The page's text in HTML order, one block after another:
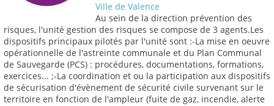
Ville de Valence
Au sein de la direction prévention des
risques, l'unité gestion des risques se compose de 3 agents.Les
dispositifs principaux pilotés par l'unité sont :-La mise en oeuvre
opérationnelle de l'astreinte communale et du Plan Communal
de Sauvegarde (PCS) : procédures, documentations, formations,
exercices... ;-La coordination et ou la participation aux dispositifs
de sécurisation d'évènement de sécurité civile survenant sur le
territoire en fonction de l'ampleur (fuite de gaz, incendie, alerte